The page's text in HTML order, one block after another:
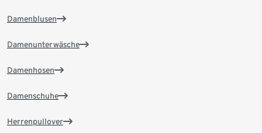
Damenblusen
Damenunterwäsche
Damenhosen
Damenschuhe
Herrenpullover